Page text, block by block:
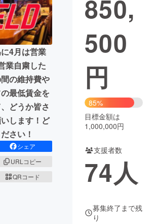
画 書籍・雑誌
・起業 チャレンジ
り・地域活性化
for Social Good
CAMPFIRE Creation
るさと納税 machi-ya コミュニティ
4月は営業
業自粛した
の維持費や
最低賃金を
どうか皆さ
します！ど
さい！
シェア
URLコピー
QRコード
850,
500
円
85%
目標金額は
1,000,000円
支援者数
74人
募集終了まで残
り